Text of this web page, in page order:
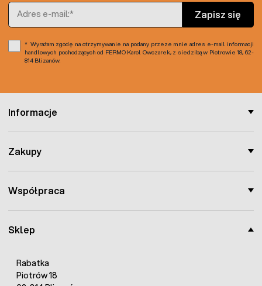
Sklep
Rabatka
Piotrów 18
Informacje
Zakupy
Współpraca
Adres e-mail
Zapisz się
Wyrażam zgodę na otrzymywanie na podany przeze mnie adres e-mail informacji
handlowych pochodzących od FERMO Karol Owczarek, z siedzibą w Piotrowie 18, 62-
814 Blizanów.